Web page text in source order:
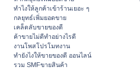
ทําไงให้ลูกค้าเข้าร้านเยอะ ๆ
กลยุทธ์เพิ่มยอดขาย
เคล็ดลับขายของดี
ค้าขายไม่ดีทำอย่างไรดี
งานโพสโปรโมทงาน
ทํายังไงให้ขายของดี ออนไลน์
รวม SMFขายสินค้า